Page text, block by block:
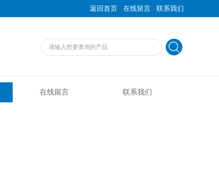
返回首页 | 在线留言 | 联系我们
在线留言 联系我们